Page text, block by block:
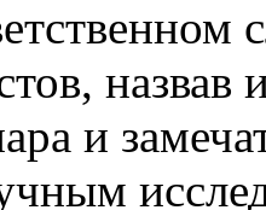
и